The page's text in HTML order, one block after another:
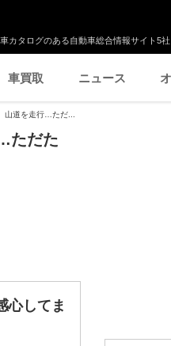
カタログのある自動車総合情報サイト5
車買取 ニュース
山道を走行…ただ...
ただた
心してま